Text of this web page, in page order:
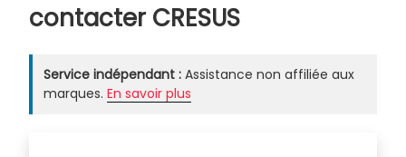
contacter CRESUS
Service indépendant : Assistance non affiliée aux
marques. En savoir plus